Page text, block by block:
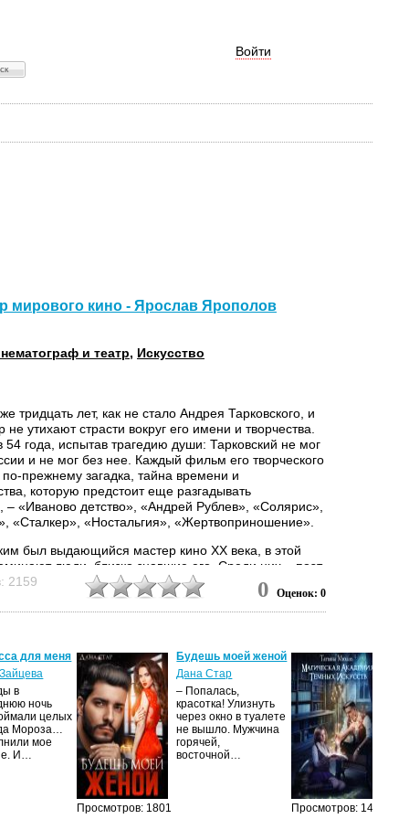
Войти
мирового кино - Ярослав Ярополов
и театр, Искусство
тридцать лет, как не стало Андрея Тарковского, и
не утихают страсти вокруг его имени и творчества.
года, испытав трагедию души: Тарковский не мог
и не мог без нее. Каждый фильм его творческого
прежнему загадка, тайна времени и
которую предстоит еще разгадывать
– «Иваново детство», «Андрей Рублев», «Солярис»,
«Сталкер», «Ностальгия», «Жертвоприношение».
был выдающийся мастер кино XX века, в этой
люди, близко знавшие его. Среди них – поэт
кинооператор Вадим Юсов,
Михаил Ромм, актер и режиссер Николай
Эдуард Артемьев, актер Юрий Назаров,
2159 0 Оценок: 0
для меня
в
ночь
целых
Мороза…
мое
И…
Просмотров: 1801
Будешь моей женой
Дана Стар
– Попалась,
красотка! Улизнуть
через окно в туалете
не вышло. Мужчина
горячей,
восточной…
Просмотров: 1464